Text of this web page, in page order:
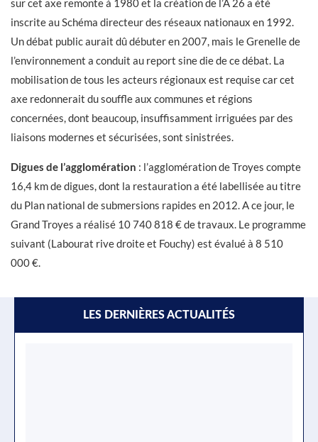
sur cet axe remonte à 1980 et la création de l’A 26 a été
inscrite au Schéma directeur des réseaux nationaux en 1992.
Un débat public aurait dû débuter en 2007, mais le Grenelle de
l’environnement a conduit au report sine die de ce débat. La
mobilisation de tous les acteurs régionaux est requise car cet
axe redonnerait du souffle aux communes et régions
concernées, dont beaucoup, insuffisamment irriguées par des
liaisons modernes et sécurisées, sont sinistrées.
Digues de l’agglomération : l’agglomération de Troyes compte
16,4 km de digues, dont la restauration a été labellisée au titre
du Plan national de submersions rapides en 2012. A ce jour, le
Grand Troyes a réalisé 10 740 818 € de travaux. Le programme
suivant (Labourat rive droite et Fouchy) est évalué à 8 510
000 €.
LES DERNIÈRES ACTUALITÉS